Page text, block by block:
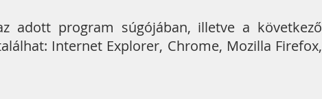
adott program súgójában, illetve a következő
Internet Explorer, Chrome, Mozilla Firefox,